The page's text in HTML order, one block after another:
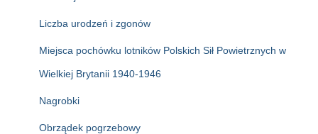
Liczba urodzeń i zgonów
Miejsca pochówku lotników Polskich Sił Powietrznych w
Wielkiej Brytanii 1940-1946
Nagrobki
Obrządek pogrzebowy